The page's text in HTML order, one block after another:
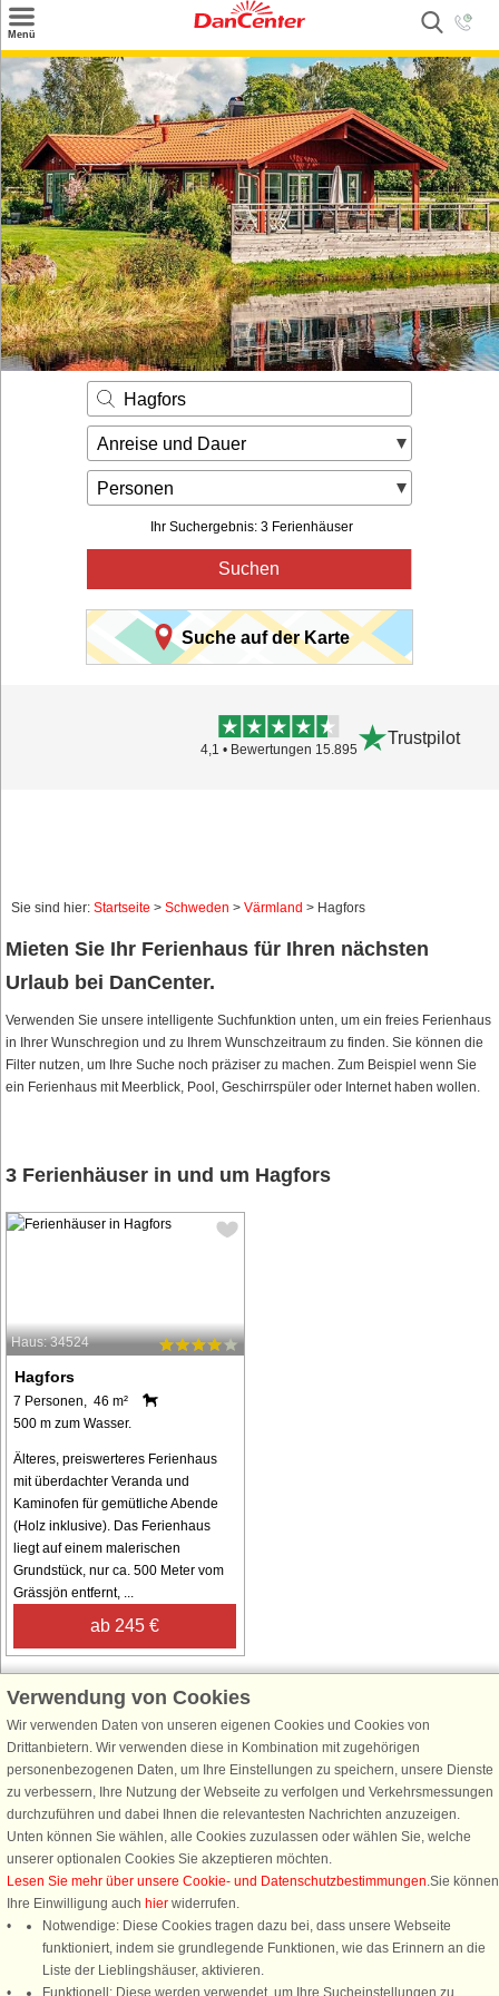
Menü
Suchen
Urlaubsziele
Weitere Urlaubsziele
Angebote
Inspiration
Kontakt
Gut zu wissen
Login
Hagfors
Anreise und Dauer
Personen
Ihr Suchergebnis: 3 Ferienhäuser
Suchen
Suche auf der Karte
4,1 • Bewertungen 15.895
Trustpilot
Sie sind hier: Startseite > Schweden > Värmland > Hagfors
Mieten Sie Ihr Ferienhaus für Ihren nächsten
Urlaub bei DanCenter.
Verwenden Sie unsere intelligente Suchfunktion unten, um ein freies Ferienhaus
in Ihrer Wunschregion und zu Ihrem Wunschzeitraum zu finden. Sie können die
Filter nutzen, um Ihre Suche noch präziser zu machen. Zum Beispiel wenn Sie
ein Ferienhaus mit Meerblick, Pool, Geschirrspüler oder Internet haben wollen.
3 Ferienhäuser in und um Hagfors
Haus: 34524
Hagfors
7 Personen, 46 m²
500 m zum Wasser.
Älteres, preiswerteres Ferienhaus
mit überdachter Veranda und
Kaminofen für gemütliche Abende
(Holz inklusive). Das Ferienhaus
liegt auf einem malerischen
Grundstück, nur ca. 500 Meter vom
Grässjön entfernt, ...
ab 245 €
Schließen Sie sich 100.000 Ferienhaus-Fans an
Erhalten Sie einen Willkommensgutschein von 25 €für Ihren nächsten
Ferienhausurlaub - melden Sie sich einfach für den DanCenter Newsletter
an. Verpassen Sie nie wieder exklusive Angebote, Gewinnspiele und
Urlaubstipps!
Newsletter abonnieren
Verwendung von Cookies
Wir verwenden Daten von unseren eigenen Cookies und Cookies von
Drittanbietern. Wir verwenden diese in Kombination mit zugehörigen
personenbezogenen Daten, um Ihre Einstellungen zu speichern, unsere Dienste
zu verbessern, Ihre Nutzung der Webseite zu verfolgen und Verkehrsmessungen
durchzuführen und dabei Ihnen die relevantesten Nachrichten anzuzeigen.
Unten können Sie wählen, alle Cookies zuzulassen oder wählen Sie, welche
unserer optionalen Cookies Sie akzeptieren möchten.
Lesen Sie mehr über unsere Cookie- und Datenschutzbestimmungen.Sie können
Ihre Einwilligung auch hier widerrufen.
Notwendige: Diese Cookies tragen dazu bei, dass unsere Webseite
funktioniert, indem sie grundlegende Funktionen, wie das Erinnern an die
Liste der Lieblingshäuser, aktivieren.
Funktionell: Diese werden verwendet, um Ihre Sucheinstellungen zu